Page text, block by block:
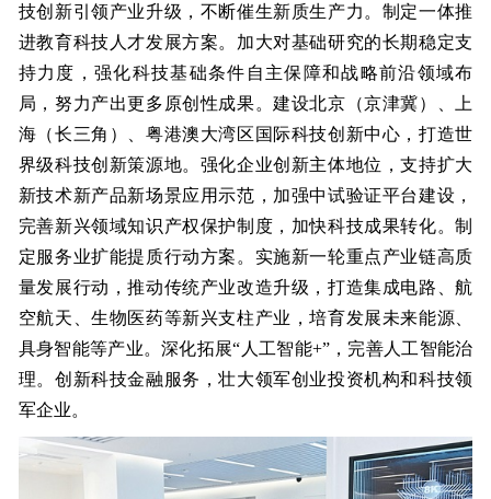
技创新引领产业升级，不断催生新质生产力。制定一体推
进教育科技人才发展方案。加大对基础研究的长期稳定支
持力度，强化科技基础条件自主保障和战略前沿领域布
局，努力产出更多原创性成果。建设北京（京津冀）、上
海（长三角）、粤港澳大湾区国际科技创新中心，打造世
界级科技创新策源地。强化企业创新主体地位，支持扩大
新技术新产品新场景应用示范，加强中试验证平台建设，
完善新兴领域知识产权保护制度，加快科技成果转化。制
定服务业扩能提质行动方案。实施新一轮重点产业链高质
量发展行动，推动传统产业改造升级，打造集成电路、航
空航天、生物医药等新兴支柱产业，培育发展未来能源、
具身智能等产业。深化拓展“人工智能+”，完善人工智能治
理。创新科技金融服务，壮大领军创业投资机构和科技领
军企业。